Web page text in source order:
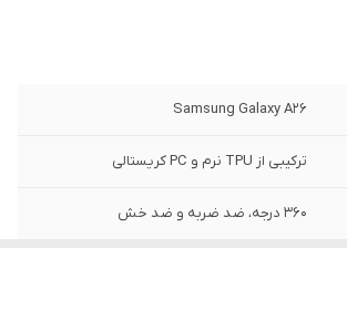
Samsung Galaxy A26
ترکیبی از TPU نرم و PC کریستالی
۳۶۰ درجه، ضد ضربه و ضد خش